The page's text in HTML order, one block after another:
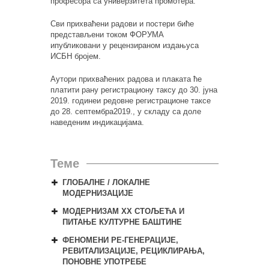
Сви прихваћени радови и постери биће
представљени током ФОРУМА
ипубликовани у рецензираном издањуса
ИСБН бројем.
Аутори прихваћених радова и плаката ће
платити рану регистрациону таксу до 30. јуна
2019. годинеи редовне регистрационе таксе
до 28. септембра2019., у складу са доле
наведеним индикацијама.
Теме
ГЛОБАЛНЕ / ЛОКАЛНЕ
МОДЕРНИЗАЦИЈЕ
МОДЕРНИЗАМ XX СТОЉЕЋА И
ПИТАЊЕ КУЛТУРНЕ БАШТИНЕ
ФЕНОМЕН И РЕ-ГЕНЕРАЦИЈЕ,
РЕВИТАЛИЗАЦИЈЕ, РЕЦИКЛИРАЊА,
ПОНОВН Е УПОТРЕБЕ